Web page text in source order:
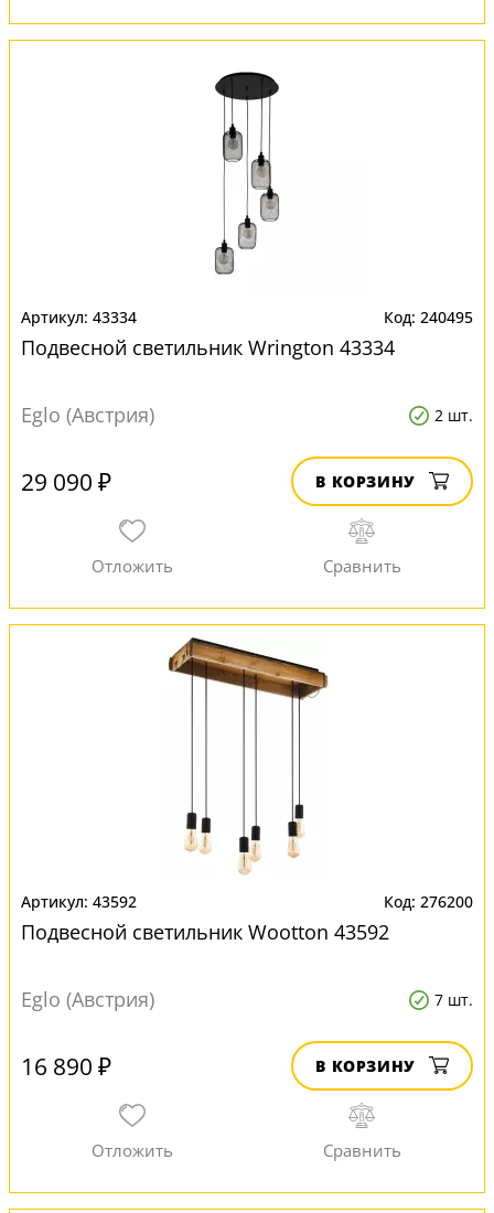
43334 240495
Подвесной светильник Wrington 43334
Eglo (Австрия) 2 шт.
29 090 ₽ В КОРЗИНУ
43592 276200
Подвесной светильник Wootton 43592
Eglo (Австрия) 7 шт.
16 890 ₽ В КОРЗИНУ